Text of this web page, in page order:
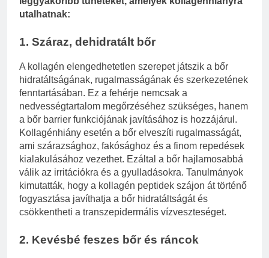
utalhatnak:
1. Száraz, dehidratált bőr
A kollagén elengedhetetlen szerepet játszik a bőr
hidratáltságának, rugalmasságának és szerkezetének
fenntartásában. Ez a fehérje nemcsak a
nedvességtartalom megőrzéséhez szükséges, hanem
a bőr barrier funkciójának javításához is hozzájárul.
Kollagénhiány esetén a bőr elveszíti rugalmasságát,
ami szárazsághoz, fakósághoz és a finom repedések
kialakulásához vezethet. Ezáltal a bőr hajlamosabbá
válik az irritációkra és a gyulladásokra. Tanulmányok
kimutatták, hogy a kollagén peptidek szájon át történő
fogyasztása javíthatja a bőr hidratáltságát és
csökkentheti a transzepidermális vízveszteséget.
2. Kevésbé feszes bőr és ráncok